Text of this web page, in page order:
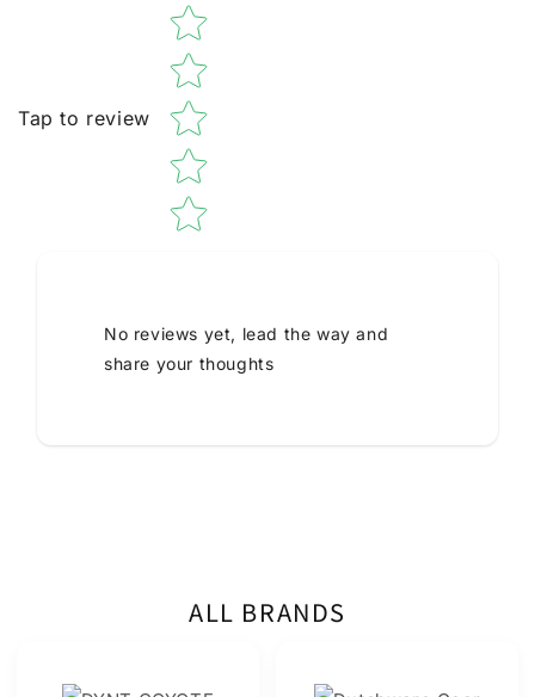
Tap to review
Star rating
No reviews yet, lead the way and
share your thoughts
ALL BRANDS